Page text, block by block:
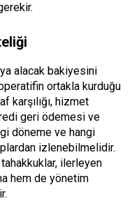
alacak bakiyesini
ortakla kurduğu
karşılığı, hizmet
geri ödemesi ve
döneme ve hangi
izlenebilmelidir.
ilerleyen
hem de yönetim